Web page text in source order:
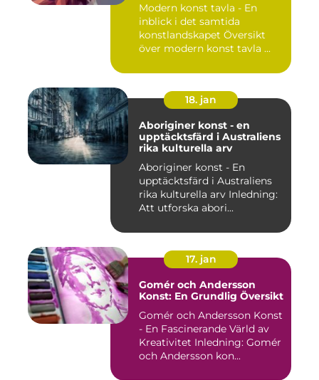
Modern konst tavla - En
inblick i det samtida
konstlandskapet Översikt
över modern konst tavla ...
18. jan
Aboriginer konst - en
upptäcktsfärd i Australiens
rika kulturella arv
Aboriginer konst - En
upptäcktsfärd i Australiens
rika kulturella arv Inledning:
Att utforska abori...
17. jan
Gomér och Andersson
Konst: En Grundlig Översikt
Gomér och Andersson Konst
- En Fascinerande Värld av
Kreativitet Inledning: Gomér
och Andersson kon...